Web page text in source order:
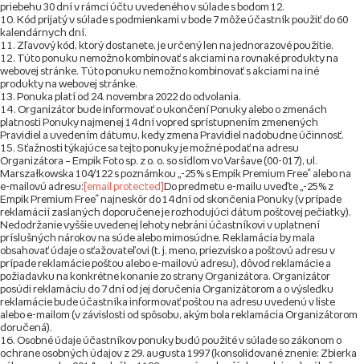
priebehu 30 dní v rámci účtu uvedeného v súlade s bodom 12.
Kód prijatý v súlade s podmienkami v bode 7 môže účastník použiť do 60
kalendárnych dní.
Zľavový kód, ktorý dostanete, je určený len na jednorazové použitie.
Túto ponuku nemožno kombinovať s akciami na rovnaké produkty na
webovej stránke. Túto ponuku nemožno kombinovať s akciami na iné
produkty na webovej stránke.
Ponuka platí od 24. novembra 2022 do odvolania.
Organizátor bude informovať o ukončení Ponuky alebo o zmenách
platnosti Ponuky najmenej 14 dní vopred sprístupnením zmenených
Pravidiel a uvedením dátumu, kedy zmena Pravidiel nadobudne účinnosť.
Sťažnosti týkajúce sa tejto ponuky je možné podať na adresu
Organizátora – Empik Foto sp. z o. o. so sídlom vo Varšave (00-017), ul.
Marszałkowska 104/122 s poznámkou „-25% s Empik Premium Free“ alebo na
e-mailovú adresu: [email protected]Do predmetu e-mailu uveďte „-25% z
Empik Premium Free“ najneskôr do 14 dní od skončenia Ponuky (v prípade
reklamácií zaslaných doporučene je rozhodujúci dátum poštovej pečiatky).
Nedodržanie vyššie uvedenej lehoty nebráni účastníkovi v uplatnení
príslušných nárokov na súde alebo mimosúdne. Reklamácia by mala
obsahovať údaje o sťažovateľovi (t. j. meno, priezvisko a poštovú adresu v
prípade reklamácie poštou alebo e-mailovú adresu), dôvod reklamácie a
požiadavku na konkrétne konanie zo strany Organizátora. Organizátor
posúdi reklamáciu do 7 dní od jej doručenia Organizátorom a o výsledku
reklamácie bude účastníka informovať poštou na adresu uvedenú v liste
alebo e-mailom (v závislosti od spôsobu, akým bola reklamácia Organizátorom
doručená).
Osobné údaje účastníkov ponuky budú použité v súlade so zákonom o
ochrane osobných údajov z 29. augusta 1997 (konsolidované znenie: Zbierka